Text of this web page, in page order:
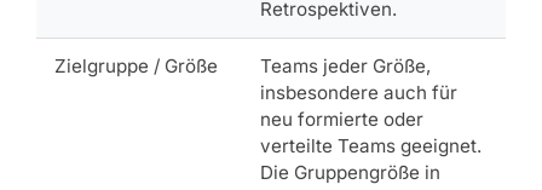
Retrospektiven.
Zielgruppe / Größe
Teams jeder Größe,
insbesondere auch für
neu formierte oder
verteilte Teams geeignet.
Die Gruppengröße in